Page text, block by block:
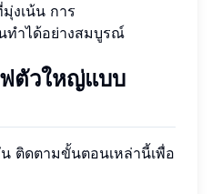
งเน้น การ
ทำได้อย่างสมบูรณ์
ฟตัวใหญ่แบบ
ติดตามขั้นตอนเหล่านี้เพื่อ